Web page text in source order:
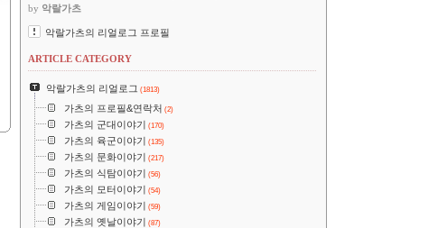
by 악랄가츠
악랄가츠의 리얼로그 프로필
ARTICLE CATEGORY
악랄가츠의 리얼로그 (1813)
가츠의 프로필&연락처 (2)
가츠의 군대이야기 (170)
가츠의 육군이야기 (135)
가츠의 문화이야기 (217)
가츠의 식탐이야기 (56)
가츠의 모터이야기 (54)
가츠의 게임이야기 (59)
가츠의 옛날이야기 (87)